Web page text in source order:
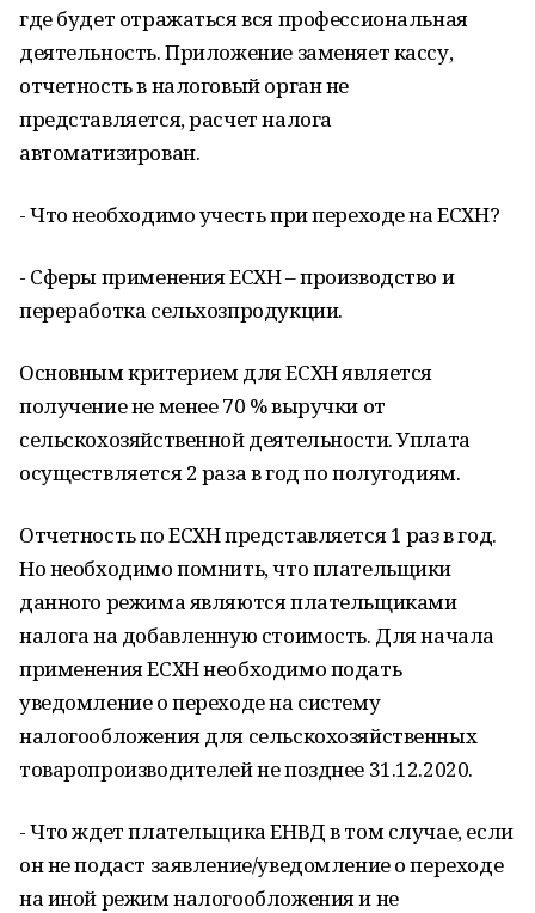
где будет отражаться вся профессиональная
деятельность. Приложение заменяет кассу,
отчетность в налоговый орган не
представляется, расчет налога
автоматизирован.
- Что необходимо учесть при переходе на ЕСХН?
- Сферы применения ЕСХН – производство и
переработка сельхозпродукции.
Основным критерием для ЕСХН является
получение не менее 70 % выручки от
сельскохозяйственной деятельности. Уплата
осуществляется 2 раза в год по полугодиям.
Отчетность по ЕСХН представляется 1 раз в год.
Но необходимо помнить, что плательщики
данного режима являются плательщиками
налога на добавленную стоимость. Для начала
применения ЕСХН необходимо подать
уведомление о переходе на систему
налогообложения для сельскохозяйственных
товаропроизводителей не позднее 31.12.2020.
- Что ждет плательщика ЕНВД в том случае, если
он не подаст заявление/уведомление о переходе
на иной режим налогообложения и не